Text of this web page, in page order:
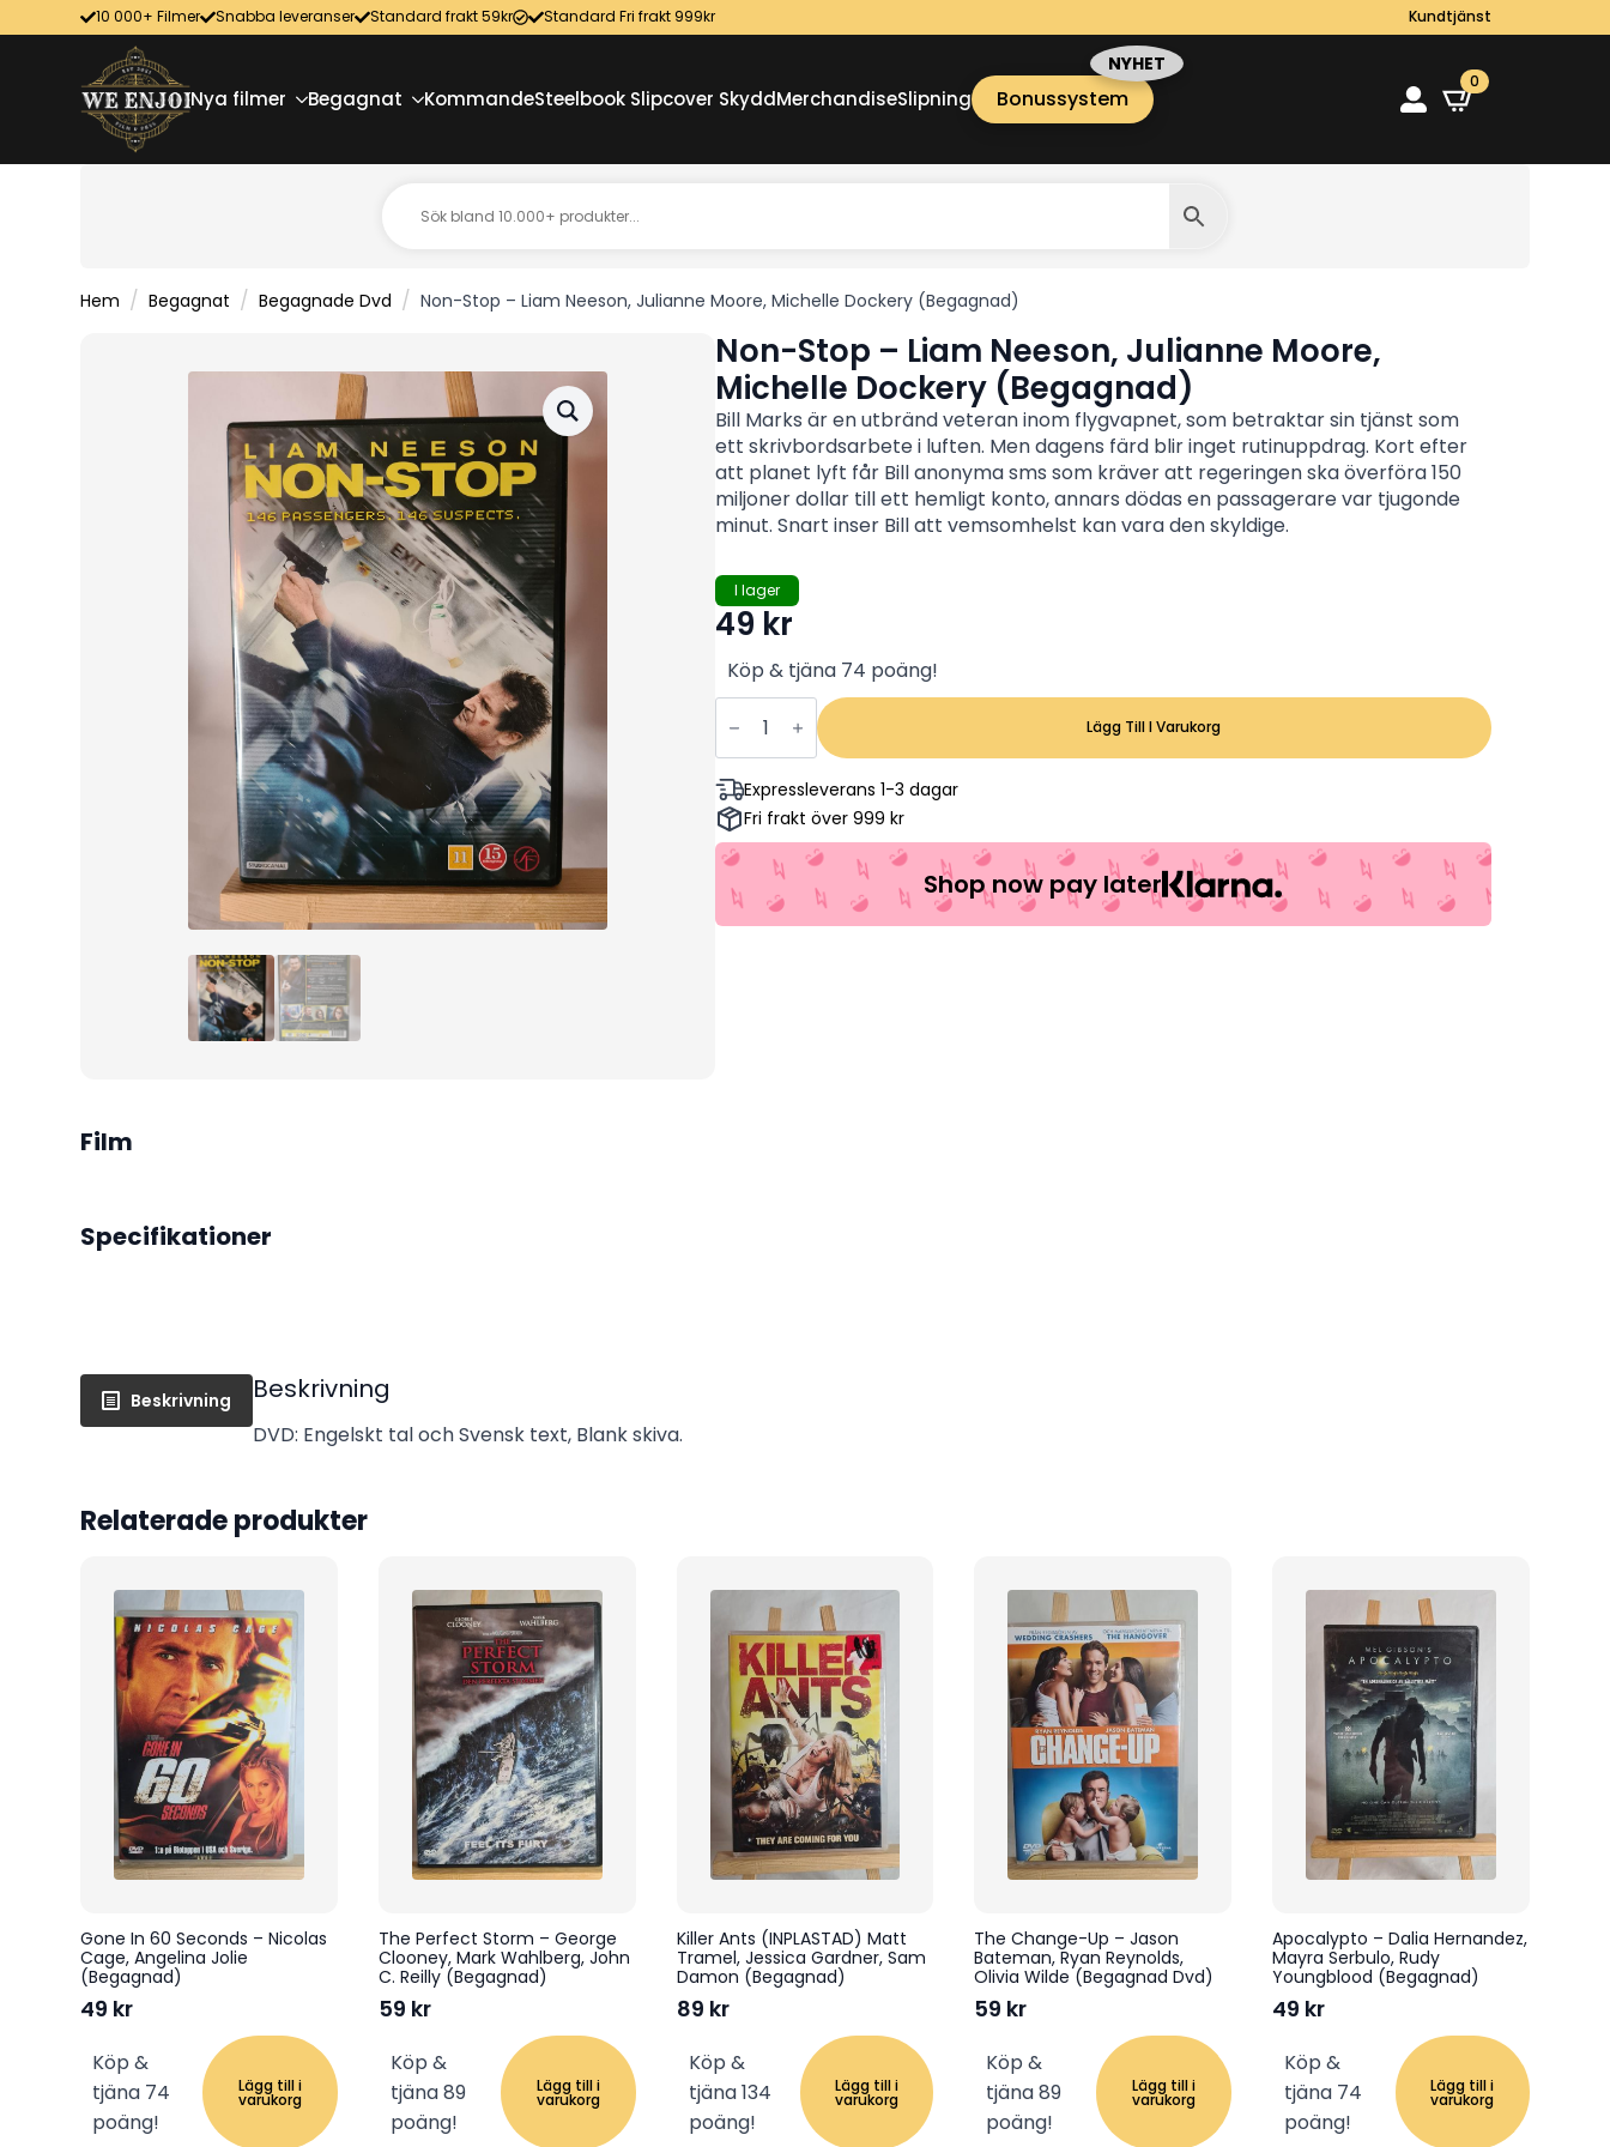
10 000+ Filmer Snabba leveranser Standard frakt 59kr Standard Fri frakt 999kr Kundtjänst
Nya filmer Begagnat KommandeSteelbook Slipcover SkyddMerchandiseSlipning Bonussystem
0
Hem Begagnat Begagnade Dvd Non-Stop – Liam Neeson, Julianne Moore, Michelle Dockery (Begagnad)
Non-Stop – Liam Neeson, Julianne Moore,
Michelle Dockery (Begagnad)
Bill Marks är en utbränd veteran inom flygvapnet, som betraktar sin tjänst som
ett skrivbordsarbete i luften. Men dagens färd blir inget rutinuppdrag. Kort efter
att planet lyft får Bill anonyma sms som kräver att regeringen ska överföra 150
miljoner dollar till ett hemligt konto, annars dödas en passagerare var tjugonde
minut. Snart inser Bill att vemsomhelst kan vara den skyldige.
I lager
49 kr
Köp & tjäna 74 poäng!
Non-
Stop
Liam
Neeson,
Julianne
Moore,
Michelle
Dockery
(Begagnad)
mängd
Lägg Till I Varukorg
Expressleverans 1-3 dagar
Fri frakt över 999 kr
Shop now pay later
Film
Specifikationer
Beskrivning Beskrivning
DVD: Engelskt tal och Svensk text, Blank skiva.
Relaterade produkter
Gone In 60 Seconds – Nicolas
Cage, Angelina Jolie
(Begagnad)
49 kr
Köp &
tjäna 74
poäng!
Lägg till i
varukorg
The Perfect Storm – George
Clooney, Mark Wahlberg, John
C. Reilly (Begagnad)
59 kr
Köp &
tjäna 89
poäng!
Lägg till i
varukorg
Killer Ants (INPLASTAD) Matt
Tramel, Jessica Gardner, Sam
Damon (Begagnad)
89 kr
Köp &
tjäna 134
poäng!
Lägg till i
varukorg
The Change-Up – Jason
Bateman, Ryan Reynolds,
Olivia Wilde (Begagnad Dvd)
59 kr
Köp &
tjäna 89
poäng!
Lägg till i
varukorg
Apocalypto – Dalia Hernandez,
Mayra Serbulo, Rudy
Youngblood (Begagnad)
49 kr
Köp &
tjäna 74
poäng!
Lägg till i
varukorg